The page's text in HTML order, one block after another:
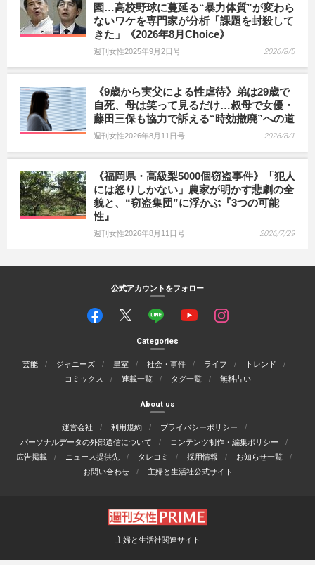
園…高校野球に蔓延る“暴力体質”が変わら
ないワケを専門家が分析「課題を封殺して
きた」《2026年8月Choice》
週刊女性2025年9月2日号 2026/8/5
《9歳から実父による性虐待》弟は29歳で
自死、母は笑って見るだけ…叔母で女優・
藤田三保も協力で訴える“時効撤廃”への道
週刊女性2026年8月11日号 2026/8/1
《福岡県・高級梨5000個窃盗事件》「犯人
には怒りしかない」農家が明かす悲劇の全
貌と、“窃盗集団”に浮かぶ『3つの可能
性』
週刊女性2026年8月11日号 2026/7/29
公式アカウントをフォロー
Categories
芸能 ジャニーズ 皇室 社会・事件 ライフ
トレンド
コミックス
連載一覧 タグ一覧 無料占い
About us
運営会社 利用規約
プライバシーポリシー
パーソナルデータの外部送信について
コンテンツ制作・編集ポリシー
広告掲載
ニュース提供先 タレコミ 採用情報
お知らせ一覧
お問い合わせ
主婦と生活社公式サイト
主婦と生活社関連サイト